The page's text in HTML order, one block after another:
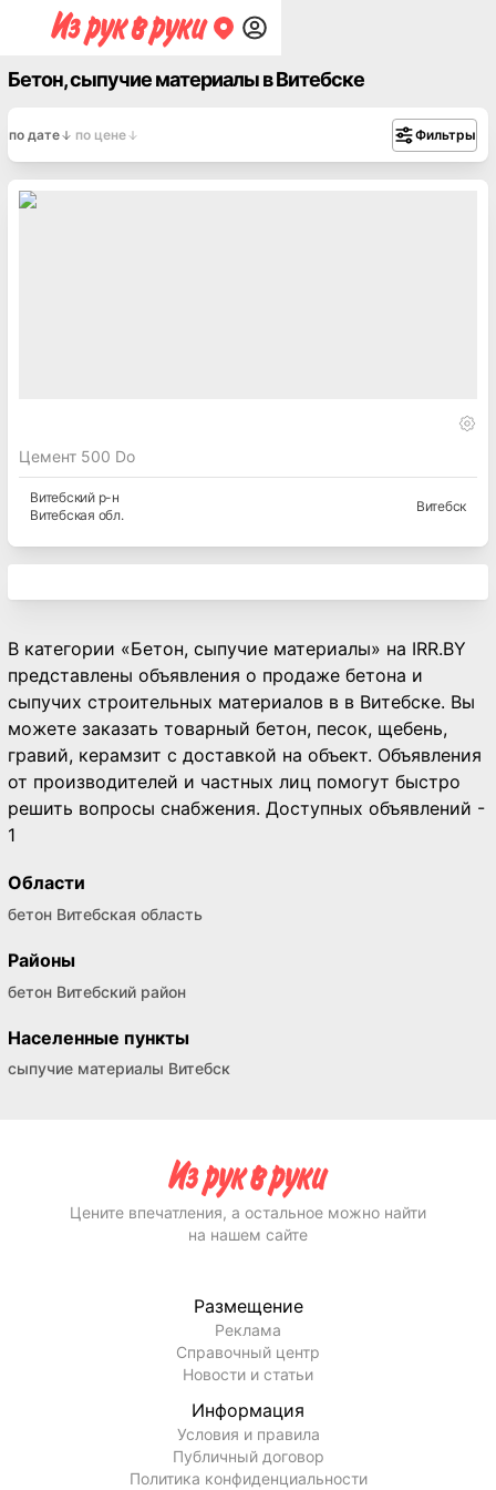
Бетон, сыпучие материалы в Витебске
по дате по цене Фильтры
Цемент 500 Do
Витебскийр-н
Витебская обл.
Витебск
В категории «Бетон, сыпучие материалы» на IRR.BY
представлены объявления о продаже бетона и
сыпучих строительных материалов в в Витебске. Вы
можете заказать товарный бетон, песок, щебень,
гравий, керамзит с доставкой на объект. Объявления
от производителей и частных лиц помогут быстро
решить вопросы снабжения. Доступных объявлений -
1
Области
бетон Витебская область
Районы
бетон Витебский район
Населенные пункты
сыпучие материалы Витебск
Цените впечатления, а остальное можно найти
на нашем сайте
Размещение
Реклама
Справочный центр
Новости и статьи
Информация
Условия и правила
Публичный договор
Политика конфиденциальности